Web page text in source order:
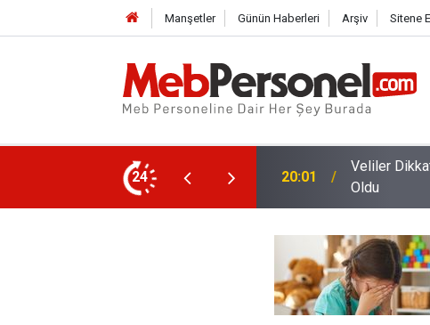
Manşetler Günün Haberleri Arşiv Sitene
24
Kırtasiye Ürünlerinde Fiyat Belli
19:29 Öğrenci